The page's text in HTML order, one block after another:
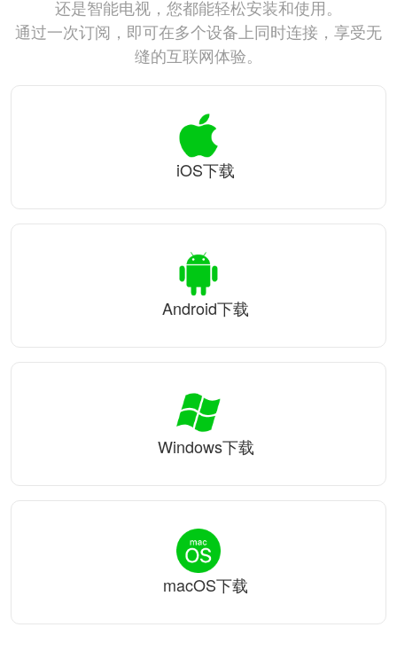
还是智能电视，您都能轻松安装和使用。
通过一次订阅，即可在多个设备上同时连接，享受无
缝的互联网体验。
iOS下载
Android下载
Windows下载
macOS下载